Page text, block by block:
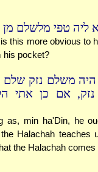
ליה טפי מלשלם מן
this more obvious to
his pocket?
היה משלם נזק
אם כן אתי
as, min ha'Din, he
Halachah teaches
the Halachah